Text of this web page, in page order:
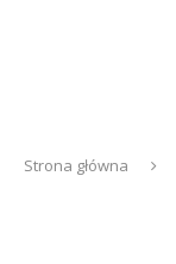
Strona główna